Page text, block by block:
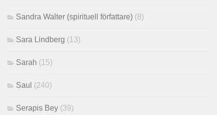
Sandra Walter (spirituell författare) (8)
Sara Lindberg (13)
Sarah (15)
Saul (240)
Serapis Bey (39)